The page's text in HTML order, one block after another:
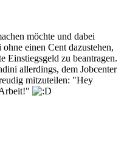
möchte und dabei
einen Cent dazustehen,
Einstiegsgeld zu beantragen.
allerdings, dem Jobcenter
mitzuteilen: "Hey